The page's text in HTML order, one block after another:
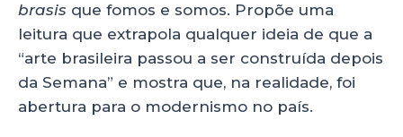
brasis que fomos e somos. Propõe uma
leitura que extrapola qualquer ideia de que a
“arte brasileira passou a ser construída depois
da Semana” e mostra que, na realidade, foi
abertura para o modernismo no país.